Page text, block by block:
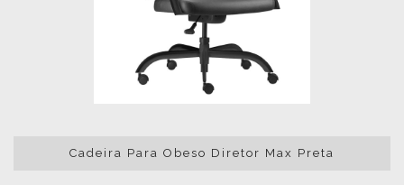
Cadeira Para Obeso Diretor Max Preta